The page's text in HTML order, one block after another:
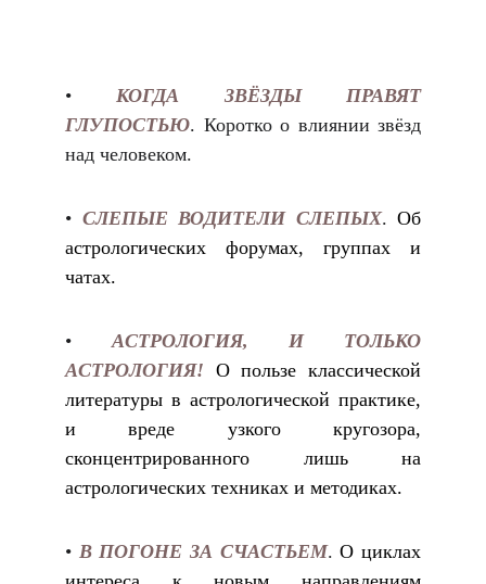
•КОГДА ЗВЁЗДЫ ПРАВЯТ
ГЛУПОСТЬЮ. Коротко о влиянии звёзд
над человеком.
• СЛЕПЫЕ ВОДИТЕЛИ СЛЕПЫХ. Об
астрологических форумах, группах и
чатах.
•АСТРОЛОГИЯ, И ТОЛЬКО
АСТРОЛОГИЯ! О пользе классической
литературы в астрологической практике,
и вреде узкого кругозора,
сконцентрированного лишь на
астрологических техниках и методиках.
• В ПОГОНЕ ЗА СЧАСТЬЕМ.О циклах